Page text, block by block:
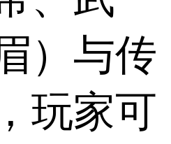
）与传
玩家可